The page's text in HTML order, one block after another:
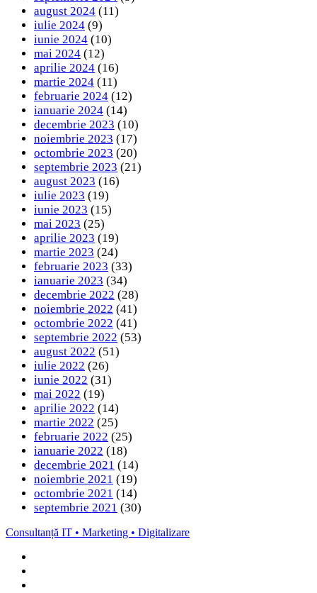
august 2024 (11)
iulie 2024 (9)
iunie 2024 (10)
mai 2024 (12)
aprilie 2024 (16)
martie 2024 (11)
februarie 2024 (12)
ianuarie 2024 (14)
decembrie 2023 (10)
noiembrie 2023 (17)
octombrie 2023 (20)
septembrie 2023 (21)
august 2023 (16)
iulie 2023 (19)
iunie 2023 (15)
mai 2023 (25)
aprilie 2023 (19)
martie 2023 (24)
februarie 2023 (33)
ianuarie 2023 (34)
decembrie 2022 (28)
noiembrie 2022 (41)
octombrie 2022 (41)
septembrie 2022 (53)
august 2022 (51)
iulie 2022 (26)
iunie 2022 (31)
mai 2022 (19)
aprilie 2022 (14)
martie 2022 (25)
februarie 2022 (25)
ianuarie 2022 (18)
decembrie 2021 (14)
noiembrie 2021 (19)
octombrie 2021 (14)
septembrie 2021 (30)
Consultanță IT • Marketing • Digitalizare